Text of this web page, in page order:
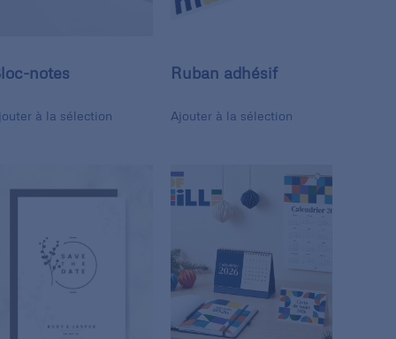
notes
à la sélection
Ruban adhésif
Ajouter à la sélection